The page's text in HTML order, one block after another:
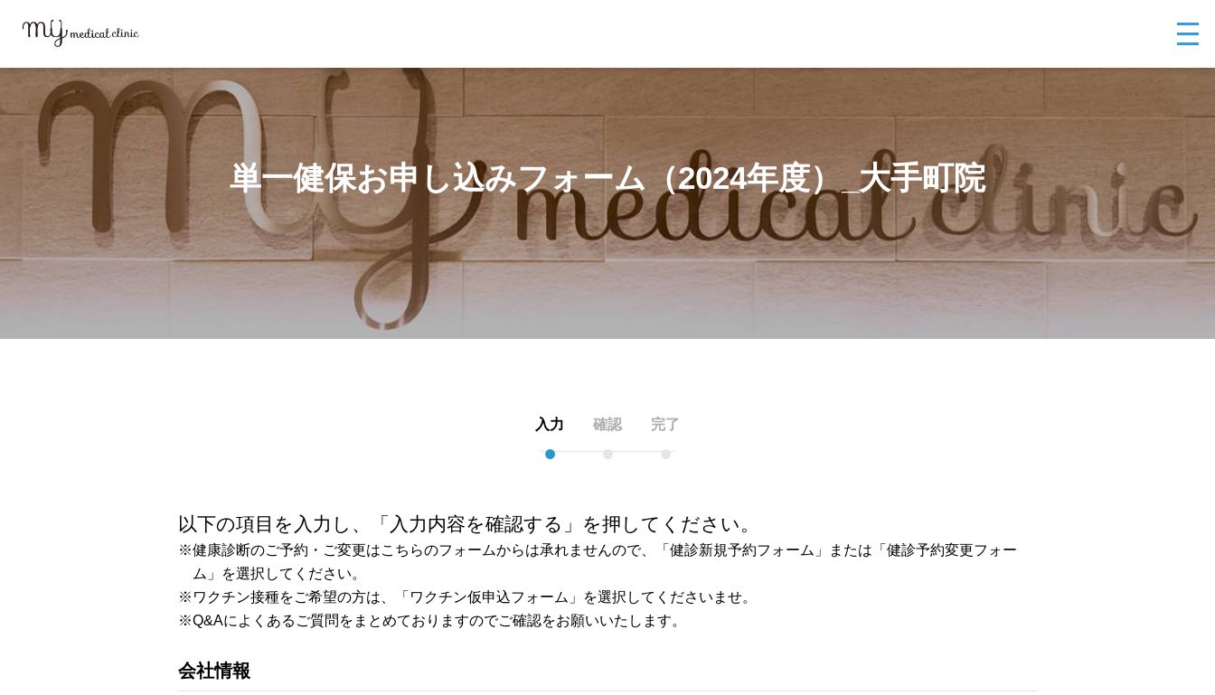
単一健保お申し込みフォーム（2024年度）_大手町院
入力
●
確認
●
完了
●
以下の項目を入力し、「入力内容を確認する」を押してください。
※健康診断のご予約・ご変更はこちらのフォームからは承れませんので、「 健診新規予約フォーム 」または「 健診予約変更フォー
ム 」を選択してください。
※ワクチン接種をご希望の方は、「 ワクチン仮申込フォーム 」を選択してくださいませ。
※Q&Aによくあるご質問をまとめておりますのでご確認をお願いいたします。
会社情報